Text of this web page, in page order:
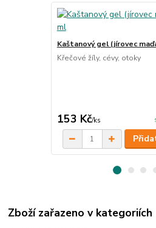
Kaštanový gel (jírovec
Křečové žíly, cévy, otoky
153 Kč/ks
Zboží zařazeno v kategoriích